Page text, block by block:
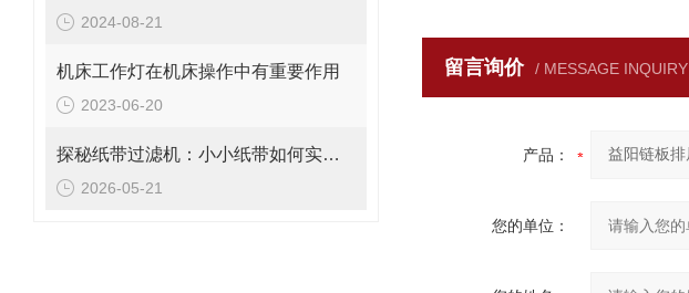
2024-08-21
机床工作灯在机床操作中有重要作用
2023-06-20
探秘纸带过滤机：小小纸带如何实现高效过滤？
2026-05-21
留言询价 / MESSAGE INQUIRY
产品：
您的单位：